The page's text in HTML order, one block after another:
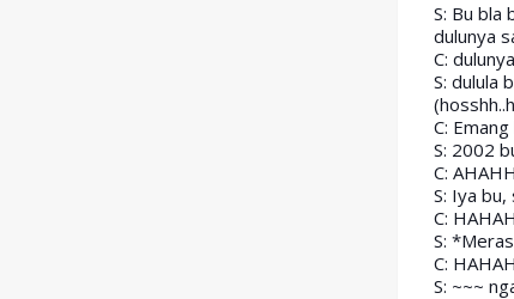
S: Bu bla
dulunya
C:
S: dulula
C:
S: 2002
C:
S: Iya bu,
C:
S:
C:
S: ~~~